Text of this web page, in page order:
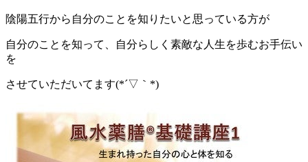
陰陽五行から自分のことを知りたいと思っている方が
自分のことを知って、自分らしく素敵な人生を歩むお手伝い
を
させていただいてます(*´▽｀*)